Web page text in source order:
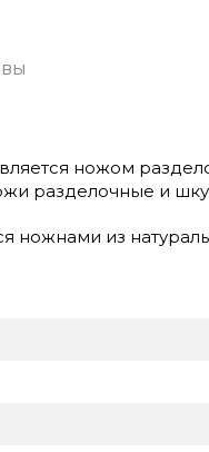
ножом
разделочные и
ножнами из